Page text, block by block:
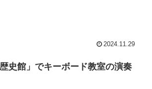
2024.11.29
史館」でキーボード教室の演奏